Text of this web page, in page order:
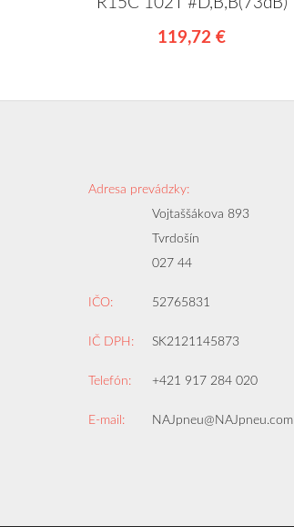
119,72 €
Adresa prevádzky:
Vojtaššákova 893
Tvrdošín
027 44
IČO: 52765831
IČ DPH: SK2121145873
Telefón: +421 917 284 020
E-mail: NAJpneu@NAJpneu.com